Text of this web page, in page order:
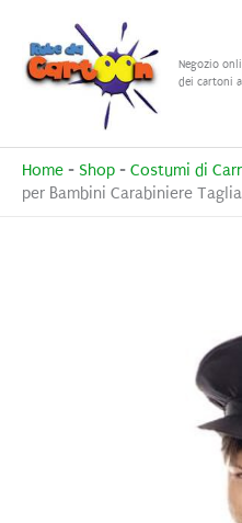
contenuto
Negozio
dei cartoni
Home - Shop - Costumi di
per Bambini Carabiniere